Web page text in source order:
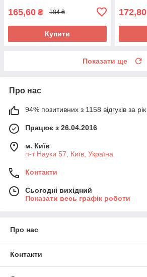
165,60 ₴ 184 ₴
Купити
172,80
Показати ще
Про нас
94% позитивних з 1158 відгуків за рік
Працює з 26.04.2016
м. Київ
п-т Науки 57, Київ, Україна
Контакти
Сьогодні вихідний
Показати весь графік роботи
Про нас
Контакти